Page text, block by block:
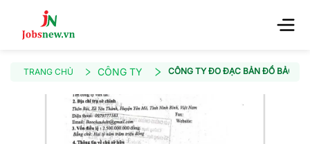
TRANG CHỦ CÔNG TY CÔNG TY ĐO ĐẠC BẢN ĐỒ BẢO